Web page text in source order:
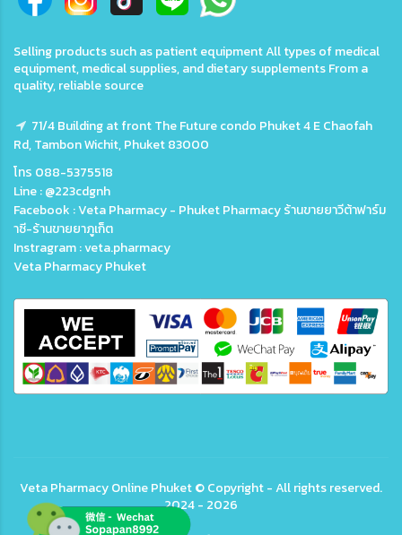
Selling products such as patient equipment All types of medical
equipment, medical supplies, and dietary supplements From a
quality, reliable source
71/4 Building at front The Future condo Phuket 4 E Chaofah
Rd, Tambon Wichit, Phuket 83000
โทร 088-5375518
Line : @223cdgnh
Facebook : Veta Pharmacy - Phuket Pharmacy ร้านขายยาวีต้าฟาร์ม
าซี-ร้านขายยาภูเก็ต
Instragram : veta.pharmacy
Veta Pharmacy Phuket
VetaPharmacy Online Phuket© Copyright - All rights reserved.
2024 - 2026